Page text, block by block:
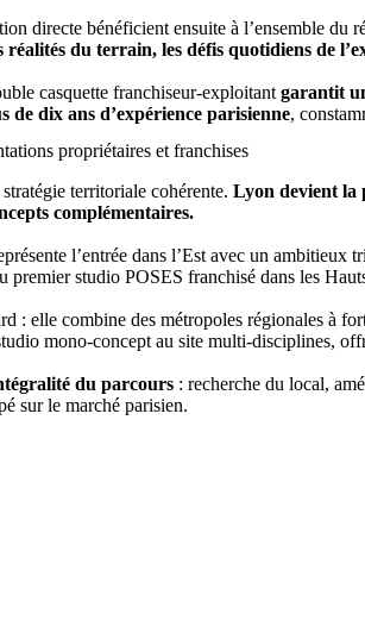
directe bénéficient ensuite à l’ensemble du
du terrain, les défis quotidiens de
casquette franchiseur-exploitant garantit
de dix ans d’expérience parisienne,
propriétaires et franchises
territoriale cohérente. Lyon devient la
complémentaires.
l’entrée dans l’Est avec un ambitieux
premier studio POSES franchisé dans les
: elle combine des métropoles régionales à
mono-concept au site multi-disciplines,
du parcours : recherche du local,
sur le marché parisien.